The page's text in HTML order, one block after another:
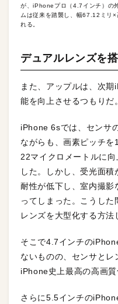
が、iPhoneプロ（4.7インチ）の
ムは従来を踏襲し、幅67.12ミリ
れる。
デュアルレンズを
また、アップルは、次
能を向上させるつもりだ。
iPhone 6sでは、センサ
ながらも、画素ピッチを
22マイクロメートルに
した。しかし、受光面
耐性が低下し、室内撮影
ってしまった。こうした
レンズを大型化する方法
そこで4.7インチの
ないものの、センサと
iPhone史上最高の高画質
さらに5.5インチの